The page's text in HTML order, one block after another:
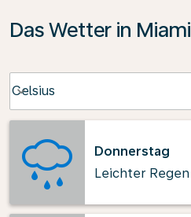
Das Wetter in Miami
Celsius
keyboard_arrow_down
Donnerstag
Leichter Regen